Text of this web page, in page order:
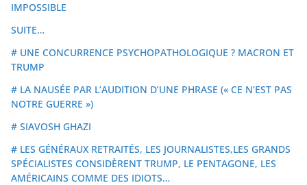
IMPOSSIBLE
SUITE…
# UNE CONCURRENCE PSYCHOPATHOLOGIQUE ? MACRON ET
TRUMP
# LA NAUSÉE PAR L’AUDITION D’UNE PHRASE (« CE N’EST PAS
NOTRE GUERRE »)
# SIAVOSH GHAZI
# LES GÉNÉRAUX RETRAITÉS, LES JOURNALISTES,LES GRANDS
SPÉCIALISTES CONSIDÈRENT TRUMP, LE PENTAGONE, LES
AMÉRICAINS COMME DES IDIOTS…